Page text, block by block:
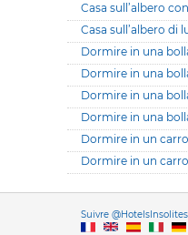
Casa sull’albero
Casa sull’albero di
Dormire in una
Dormire in una
Dormire in una
Dormire in una
Dormire in un
Dormire in un
Suivre @HotelsInsolites